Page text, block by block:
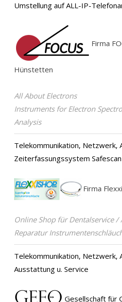
Umstellung auf ALL-IP-
Firma
Hünstetten
All About Electrons
Instruments for Electron
Analysis
Telekommunikation, Netzwerk,
Zeiterfassungssystem
Firma
Online Shop für Dentalservice /
Reparatur
Telekommunikation, Netzwerk,
Ausstattung u. Service
Gesellschaft für